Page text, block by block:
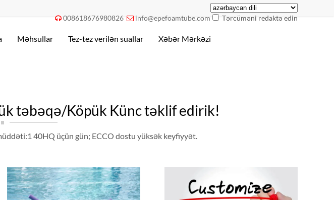
 008618676980826  info@epefoamtube.com Tərcüməni redaktə edin
Məhsullar Tez-tez verilən suallar Xəbər Mərkəzi
təbəqə/Köpük Künc təklif edirik!
40HQ üçün gün; ECCO dostu yüksək keyfiyyət.